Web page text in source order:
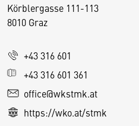
Körblergasse 111-113
8010 Graz
+43 316 601
+43 316 601 361
office@wkstmk.at
https://wko.at/stmk
D
i
s
e
S
e